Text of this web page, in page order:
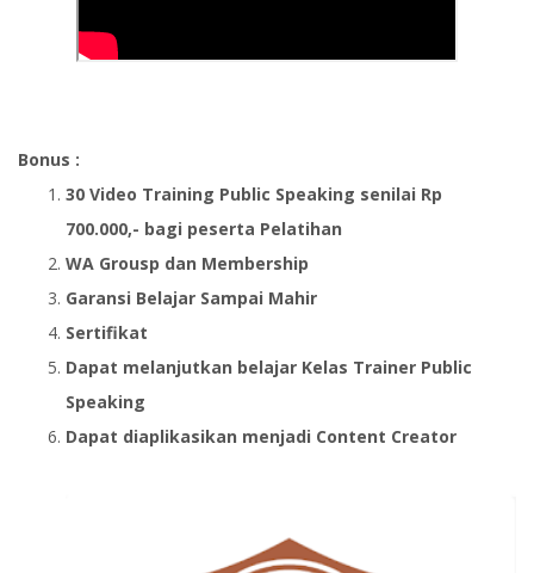
Bonus :
30 Video Training Public Speaking senilai Rp
700.000,- bagi peserta Pelatihan
WA Grousp dan Membership
Garansi Belajar Sampai Mahir
Sertifikat
Dapat melanjutkan belajar Kelas Trainer Public
Speaking
Dapat diaplikasikan menjadi Content Creator